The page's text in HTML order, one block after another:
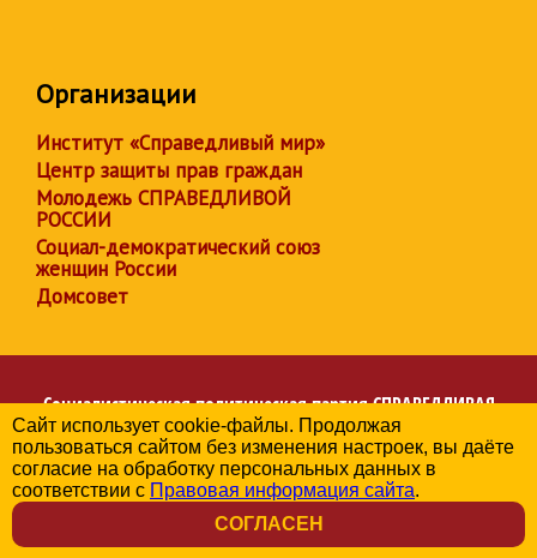
Организации
Институт «Справедливый мир»
Центр защиты прав граждан
Молодежь СПРАВЕДЛИВОЙ
РОССИИ
Социал-демократический союз
женщин России
Домсовет
Социалистическая политическая партияСПРАВЕДЛИВАЯ
РОССИЯ
Региональное отделение партии в Челябинской области
© 2006-2026
Политика в отношении обработки персональных данных
Сайт использует cookie-файлы. Продолжая
пользоваться сайтом без изменения настроек, вы даёте
согласие на обработку персональных данных в
соответствии с Правовая информация сайта.
СОГЛАСЕН